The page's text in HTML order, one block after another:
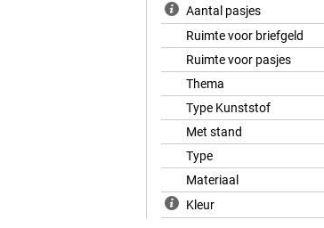
Aantal pasjes
Ruimte voor briefgeld
Ruimte voor pasjes
Thema
Type Kunststof
Met stand
Type
Materiaal
Kleur